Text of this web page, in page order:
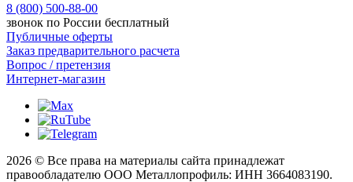
8 (800) 500-88-00
звонок по России бесплатный
Публичные оферты
Заказ предварительного расчета
Вопрос / претензия
Интернет-магазин
2026 © Все права на материалы сайта принадлежат
правообладателю ООО Металлопрофиль: ИНН 3664083190.